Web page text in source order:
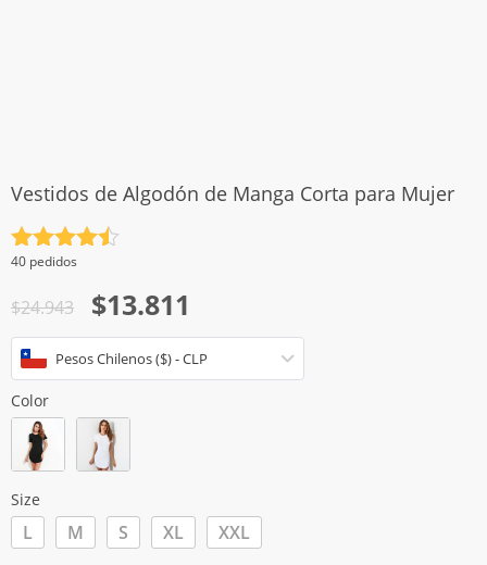
Vestidos de Algodón de Manga Corta para Mujer
Valorado
con
de 5
40 pedidos
$24.943
El
precio
original
era:
$24.943.
$13.811
El
precio
actual
es:
$13.811.
Pesos Chilenos ($) - CLP
Color
Size
L M S XL XXL